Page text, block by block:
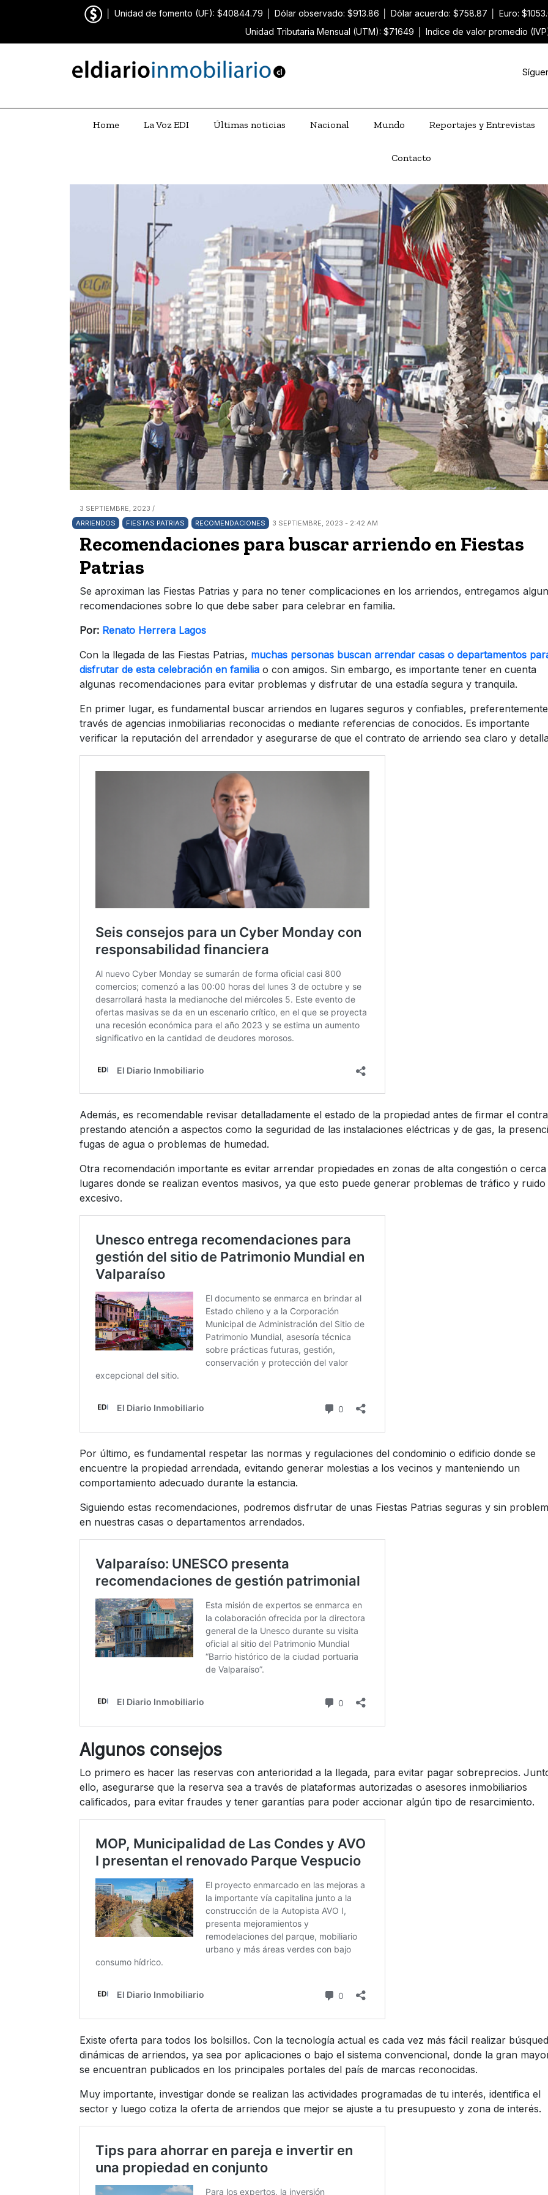
Unidad de fomento (UF): $40844.79 Dólar observado: $913.86 Dólar acuerdo: $758.87
Euro:
Unidad Tributaria Mensual (UTM): $71649
Indice de valor promedio
Home La Voz EDI Últimas noticias Nacional Mundo Reportajes y Entrevistas
Contacto
3 SEPTIEMBRE, 2023 /
ARRIENDOS
FIESTAS PATRIAS RECOMENDACIONES 3 SEPTIEMBRE, 2023 - 2:42 AM
Recomendaciones para buscar arriendo en Fiestas
Patrias
Se aproximan las Fiestas Patrias y para no tener complicaciones en los arriendos, entregamos
recomendaciones sobre lo que debe saber para celebrar en familia.
Por: Renato Herrera Lagos
Con la llegada de las Fiestas Patrias, muchas personas buscan arrendar casas o departamentos
disfrutar de esta celebración en familia o con amigos. Sin embargo, es importante tener en cuenta
algunas recomendaciones para evitar problemas y disfrutar de una estadía segura y tranquila.
En primer lugar, es fundamental buscar arriendos en lugares seguros y confiables,
través de agencias inmobiliarias reconocidas o mediante referencias de conocidos. Es importante
verificar la reputación del arrendador y asegurarse de que el contrato de arriendo sea claro y
Además, es recomendable revisar detalladamente el estado de la propiedad antes de firmar el
prestando atención a aspectos como la seguridad de las instalaciones eléctricas y de gas, la
fugas de agua o problemas de humedad.
Otra recomendación importante es evitar arrendar propiedades en zonas de alta congestión o cerca
lugares donde se realizan eventos masivos, ya que esto puede generar problemas de tráfico y ruido
excesivo.
Por último, es fundamental respetar las normas y regulaciones del condominio o edificio donde se
encuentre la propiedad arrendada, evitando generar molestias a los vecinos y manteniendo un
comportamiento adecuado durante la estancia.
Siguiendo estas recomendaciones, podremos disfrutar de unas Fiestas Patrias seguras y sin
en nuestras casas o departamentos arrendados.
Algunos consejos
Lo primero es hacer las reservas con anterioridad a la llegada, para evitar pagar sobreprecios.
ello, asegurarse que la reserva sea a través de plataformas autorizadas o asesores inmobiliarios
calificados, para evitar fraudes y tener garantías para poder accionar algún tipo de resarcimiento.
Existe oferta para todos los bolsillos. Con la tecnología actual es cada vez más fácil realizar
dinámicas de arriendos, ya sea por aplicaciones o bajo el sistema convencional, donde la gran
se encuentran publicados en los principales portales del país de marcas reconocidas.
Muy importante, investigar donde se realizan las actividades programadas de tu interés, identifica el
sector y luego cotiza la oferta de arriendos que mejor se ajuste a tu presupuesto y zona de interés.